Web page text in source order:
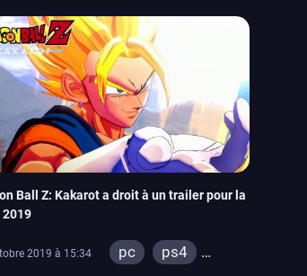
Ball Z: Kakarot a droit à un trailer pour la
2019
2019 à 15:34 pc
ps4